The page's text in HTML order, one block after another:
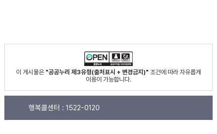
이 게시물은 "공공누리 제3유형(출처표시 + 변경금지)" 조건에 따라 자유롭게
이용이 가능합니다.
행복콜센터 : 1522-0120